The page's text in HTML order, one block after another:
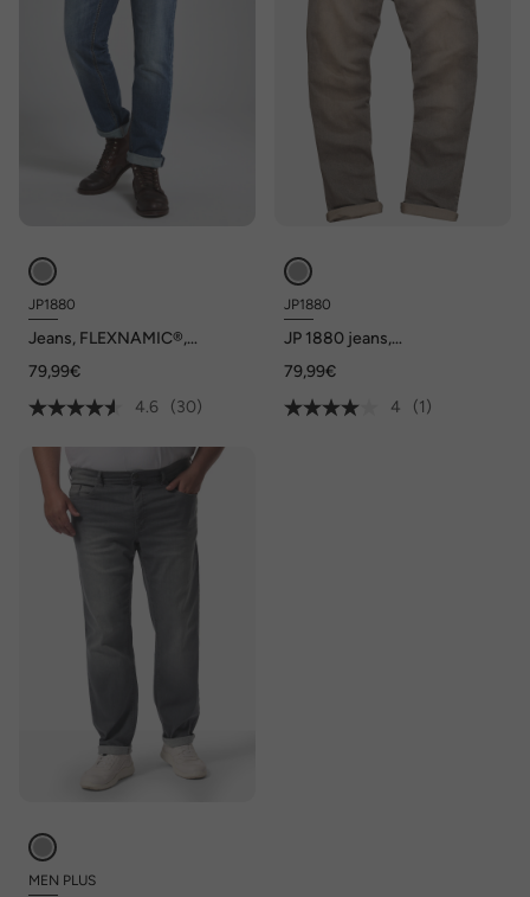
JP1880
Jeans, FLEXNAMIC®,
pocket, straight fit
79,99€
4.6
(30)
JP1880
JP 1880 jeans,
tot maat 72
79,99€
4
(1)
MEN PLUS